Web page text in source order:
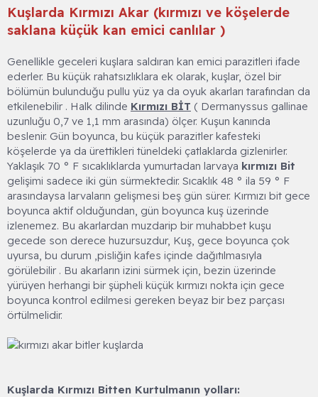
ş
l
a
a
n
a
h
i
Kuşlarda Kırmızı Akar (kırmızı ve köşelerde
saklana küçük kan emici canlılar )
Genellikle geceleri kuşlara saldıran kan emici parazitleri ifade
ederler. Bu küçük rahatsızlıklara ek olarak, kuşlar, özel bir
bölümün bulunduğu pullu yüz ya da oyuk akarları tarafından da
etkilenebilir . Halk dilinde Kırmızı BİT ( Dermanyssus gallinae
uzunluğu 0,7 ve 1,1 mm arasında) ölçer. Kuşun kanında
beslenir. Gün boyunca, bu küçük parazitler kafesteki
köşelerde ya da ürettikleri tüneldeki çatlaklarda gizlenirler.
Yaklaşık 70 ° F sıcaklıklarda yumurtadan larvaya kırmızı Bit
gelişimi sadece iki gün sürmektedir. Sıcaklık 48 ° ila 59 ° F
arasındaysa larvaların gelişmesi beş gün sürer. Kırmızı bit gece
boyunca aktif olduğundan, gün boyunca kuş üzerinde
izlenemez. Bu akarlardan muzdarip bir muhabbet kuşu
gecede son derece huzursuzdur, Kuş, gece boyunca çok
uyursa, bu durum ,pisliğin kafes içinde dağıtılmasıyla
görülebilir . Bu akarların izini sürmek için, bezin üzerinde
yürüyen herhangi bir şüpheli küçük kırmızı nokta için gece
boyunca kontrol edilmesi gereken beyaz bir bez parçası
örtülmelidir.
Kuşlarda Kırmızı Bitten Kurtulmanın yolları: